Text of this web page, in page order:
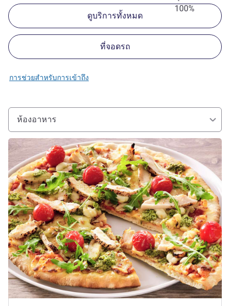
100%
ดูบริการทั้งหมด
ที่จอดรถ
การช่วยสำหรับการเข้าถึง
ห้องอาหาร
ดูรายละเอียด